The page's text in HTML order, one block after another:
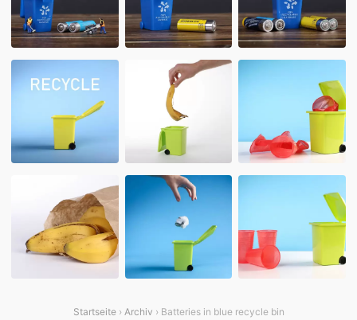
Startseite› Archiv › Batteries in blue recycle bin